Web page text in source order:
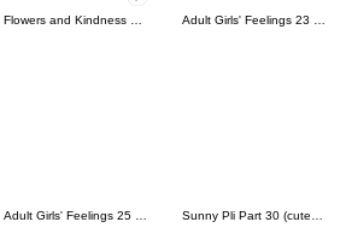
Flowers and Kindness Popup Stickers Adult Girls' Feelings 23 (Star & Dot)